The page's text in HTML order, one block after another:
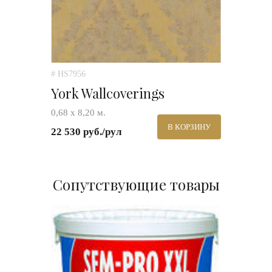
# HS7956
York Wallcoverings
0,68 х 8,20 м.
22 530 руб./рул В КОРЗИНУ
Сопутствующие товары